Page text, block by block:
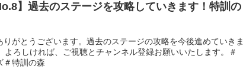
】過去のステージを攻略していきます！特訓の
がとうございます。過去のステージの攻略を今後進めていきま
ろしければ、ご視聴とチャンネル登録お願いいたします。＃
＃特訓の森